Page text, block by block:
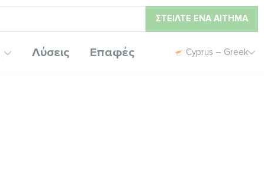
ΣΤΕΊΛΤΕ ΈΝΑ ΑΊΤΗΜΑ
Λύσεις Επαφές Cyprus – Greek